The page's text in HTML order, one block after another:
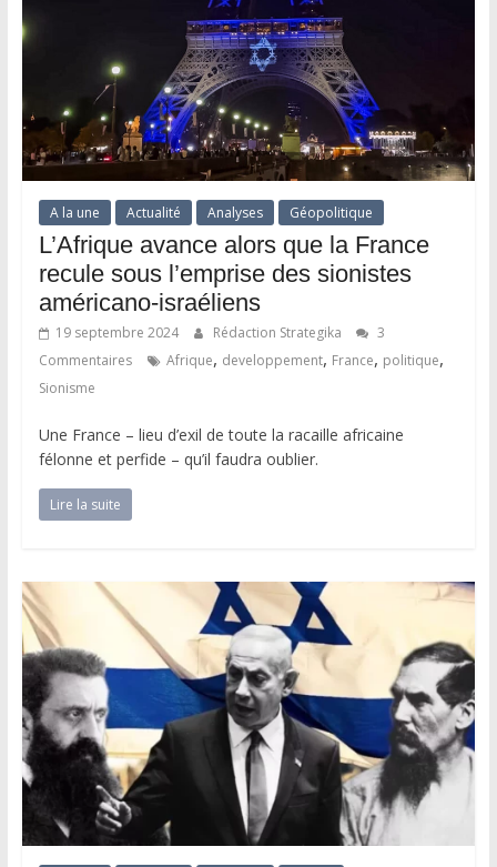
A la une Actualité Analyses Géopolitique
L’Afrique avance alors que la France
recule sous l’emprise des sionistes
américano-israéliens
19 septembre 2024 Rédaction Strategika
3
Commentaires
Afrique, developpement, France, politique,
Sionisme
Une France – lieu d’exil de toute la racaille africaine
félonne et perfide – qu’il faudra oublier.
Lire la suite